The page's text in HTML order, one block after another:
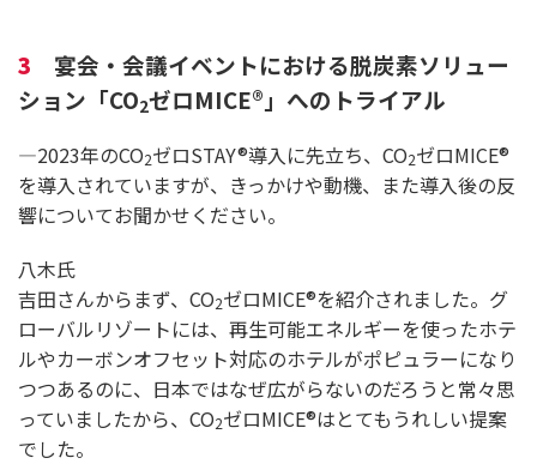
3 宴会・会議イベントにおける脱炭素ソリュー
ション「CO2ゼロMICE®」へのトライアル
―2023年のCO2ゼロSTAY®導入に先立ち、CO2ゼロMICE®
を導入されていますが、きっかけや動機、また導入後の反
響についてお聞かせください。
八木氏
吉田さんからまず、CO2ゼロMICE®を紹介されました。グ
ローバルリゾートには、再生可能エネルギーを使ったホテ
ルやカーボンオフセット対応のホテルがポピュラーになり
つつあるのに、日本ではなぜ広がらないのだろうと常々思
っていましたから、CO2ゼロMICE®はとてもうれしい提案
でした。